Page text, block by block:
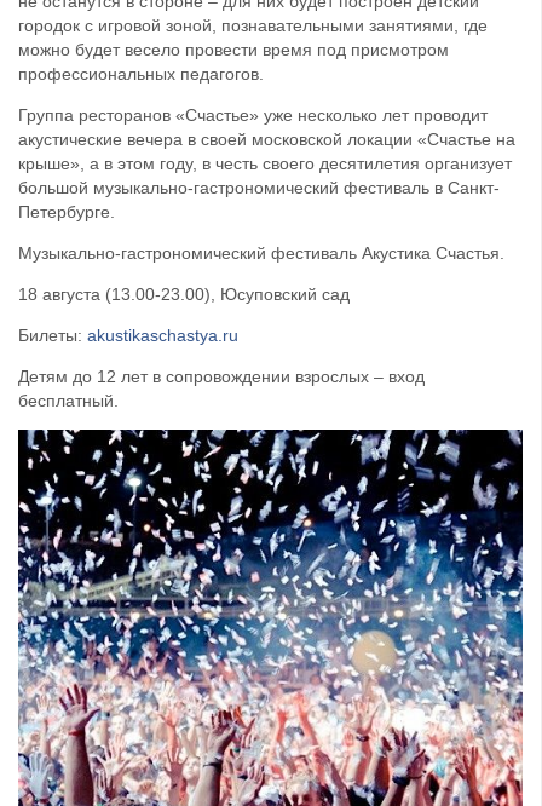
городок с игровой зоной, познавательными занятиями, где
можно будет весело провести время под присмотром
профессиональных педагогов.
Группа ресторанов «Счастье» уже несколько лет проводит
акустические вечера в своей московской локации «Счастье на
крыше», а в этом году, в честь своего десятилетия организует
большой музыкально-гастрономический фестиваль в Санкт-
Петербурге.
Музыкально-гастрономический фестиваль Акустика Счастья.
18 августа (13.00-23.00), Юсуповский сад
Билеты: akustikaschastya.ru
Детям до 12 лет в сопровождении взрослых – вход
бесплатный.